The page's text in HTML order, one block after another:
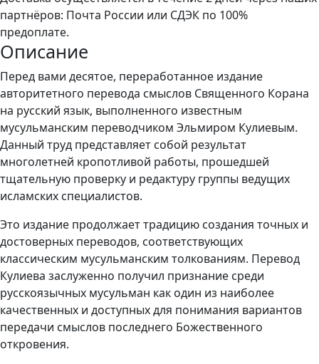
партнёров: Почта России или СДЭК по 100%
предоплате.
Описание
Перед вами десятое, переработанное издание
авторитетного перевода смыслов Священного Корана
на русский язык, выполненного известным
мусульманским переводчиком Эльмиром Кулиевым.
Данный труд представляет собой результат
многолетней кропотливой работы, прошедшей
тщательную проверку и редактуру группы ведущих
исламских специалистов.
Это издание продолжает традицию создания точных и
достоверных переводов, соответствующих
классическим мусульманским толкованиям. Перевод
Кулиева заслуженно получил признание среди
русскоязычных мусульман как один из наиболее
качественных и доступных для понимания вариантов
передачи смыслов последнего Божественного
откровения.